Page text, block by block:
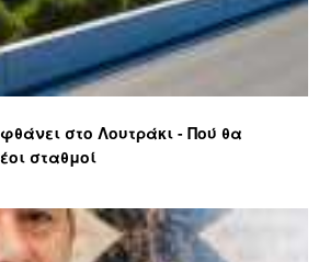
στο Λουτράκι - Πού θα
σταθμοί